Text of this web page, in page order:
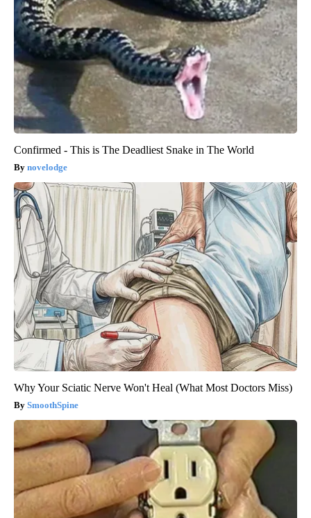
Confirmed - This is The Deadliest Snake in The World
novelodge
Why Your Sciatic Nerve Won't Heal (What Most Doctors Miss)
SmoothSpine